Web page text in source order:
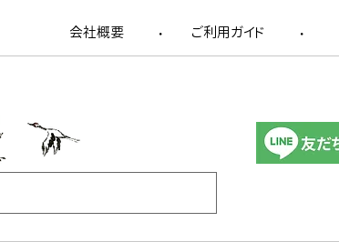
会社概要 ​ご利用ガイド
​・ ​・